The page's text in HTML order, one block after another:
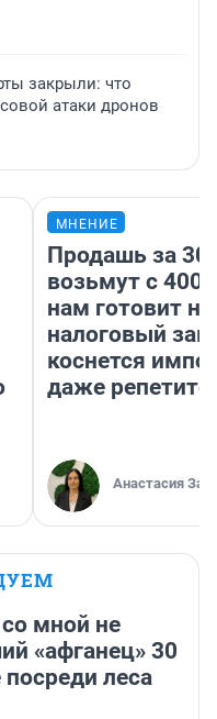
закрыли: что
атаки дронов
МНЕНИЕ
Продашь за
возьмут с
нам готовит
налоговый
коснется
даже
Анастасия
мной не
«афганец» 30
леса